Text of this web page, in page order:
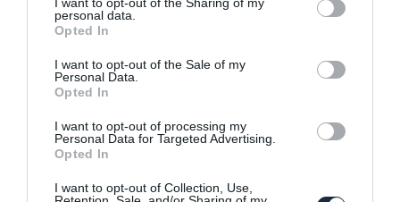
grant or deny consent to Google and its third-party tags to
use your data for below specified purposes in below Google
consent section.
personal data.
Opted In
I want to opt-out of the Sale of my
Personal Data.
Opted In
I want to opt-out of processing my
Personal Data for Targeted Advertising.
Opted In
I want to opt-out of Collection, Use,
Genfi Autószalonra